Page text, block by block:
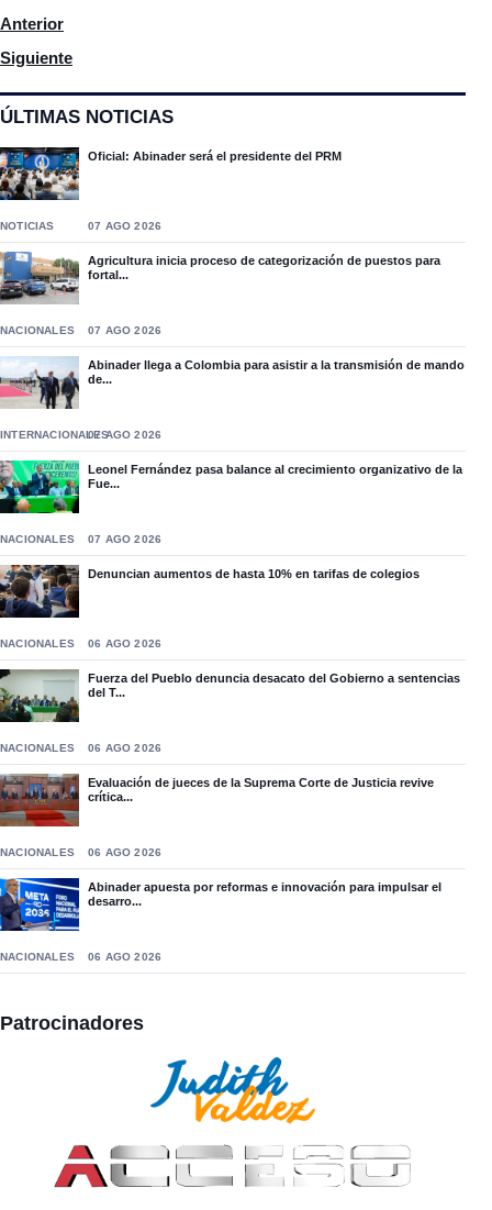
ÚLTIMAS NOTICIAS
Oficial: Abinader será el presidente del PRM
NOTICIAS 07 AGO 2026
Agricultura inicia proceso de categorización de puestos para
fortal...
NACIONALES 07 AGO 2026
Abinader llega a Colombia para asistir a la transmisión de mando
de...
INTERNACIONALES07 AGO 2026
Leonel Fernández pasa balance al crecimiento organizativo de la
Fue...
NACIONALES 07 AGO 2026
Denuncian aumentos de hasta 10% en tarifas de colegios
NACIONALES 06 AGO 2026
Fuerza del Pueblo denuncia desacato del Gobierno a sentencias
del T...
NACIONALES 06 AGO 2026
Evaluación de jueces de la Suprema Corte de Justicia revive
crítica...
NACIONALES 06 AGO 2026
Abinader apuesta por reformas e innovación para impulsar el
desarro...
NACIONALES 06 AGO 2026
Artículo anterior: Cheque en blanco: alcalde Francisco Peña
Anterior
Artículo siguiente: Proyecto de ley prohibiría retener títulos
Siguiente
Patrocinadores